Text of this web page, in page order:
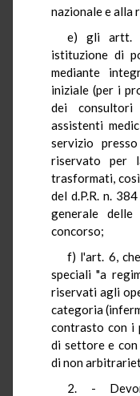
nazionale e alla
e) gli artt.
istituzione di
mediante
iniziale (per i
dei
assistenti
servizio
riservato per
trasformati,
del d.P.R. n.
generale delle
concorso;
f) l'art. 6,
speciali "a
riservati agli
categoria
contrasto con i
di settore e
di non
2. -